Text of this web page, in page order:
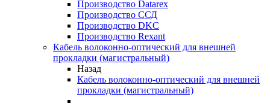
Производство Datarex
Производство ССД
Производство DKC
Производство Rexant
Кабель волоконно-оптический для внешней
прокладки (магистральный)
Назад
Кабель волоконно-оптический для внешней
прокладки (магистральный)